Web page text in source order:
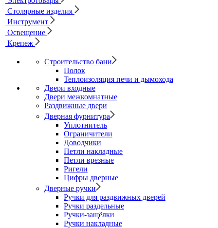
Столярные изделия
Инструмент
Освещение
Крепеж
Строительство бани
Полок
Теплоизоляция печи и дымохода
Двери входные
Двери межкомнатные
Раздвижные двери
Дверная фурнитура
Уплотнитель
Ограничители
Доводчики
Петли накладные
Петли врезные
Ригели
Цифры дверные
Дверные ручки
Ручки для раздвижных дверей
Ручки раздельные
Ручки-защёлки
Ручки накладные